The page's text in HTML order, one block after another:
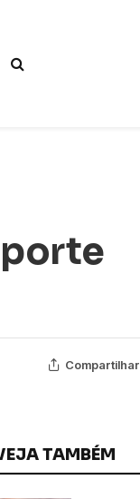
Compartilhar
TAMBÉM